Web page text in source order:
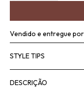
Vendido e entregue por
STYLE TIPS
DESCRIÇÃO